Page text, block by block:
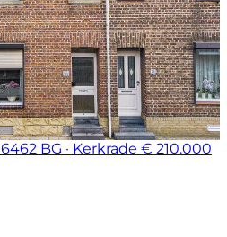
6462 BG · Kerkrade € 210.000